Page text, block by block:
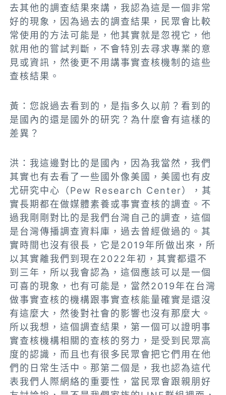
去其他的調查結果來講，我認為這是一個非常
好的現象，因為過去的調查結果，民眾會比較
常使用的方法可能是，他其實就是忽視它，他
就用他的嘗試判斷，不會特別去尋求專業的意
見或資訊，然後更不用講事實查核機制的這些
查核結果。
黃：您說過去看到的，是指多久以前？看到的
是國內的還是國外的研究？為什麼會有這樣的
差異 ？
洪：我這邊對比的是國內，因為我當然，我們
其實也有去看了一些國外像美國， 美國也有皮
尤研究中心（Pew Research Center），其
實長期都在做媒體素養或事實查核的調查。不
過我剛剛對比的是我們台灣自己的調查 ，這個
是台灣傳播調查資料庫，過去曾經做過的。其
實時間也沒有很長，它是2019年所做出來，所
以其實離我們到現在2022年初，其實都還不
到三年， 所以我會認為，這個應該可以是一個
可喜的現象，也有可能是， 當然2019年在台灣
做事實查核的機構跟事實查核能量確實是還沒
有這麼大 ，然後對社會的影響也沒有那麼大。
所以我想，這個調查結果，第一個可以證明事
實查核機構相關的查核的努力，是受到民眾高
度的認識，而且也有很多民眾會把它們用在他
們的日常生活中 。 那第二個是，我也認為這代
表我們人際網絡的重要性，當民眾會跟親朋好